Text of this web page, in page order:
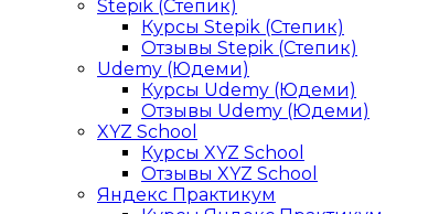
Stepik (Степик)
Курсы Stepik (Степик)
Отзывы Stepik (Степик)
Udemy (Юдеми)
Курсы Udemy (Юдеми)
Отзывы Udemy (Юдеми)
XYZ School
Курсы XYZ School
Отзывы XYZ School
Яндекс Практикум